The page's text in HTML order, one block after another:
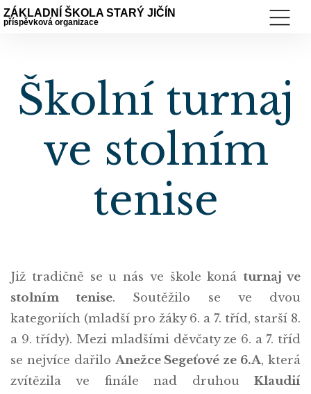
ZÁKLADNÍ ŠKOLA STARÝ JIČÍN
příspěvková organizace
Školní turnaj
ve stolním
tenise
Již tradičně se u nás ve škole konáturnaj ve
stolním tenise. Soutěžilo se ve dvou
kategoriích (mladší pro žáky 6. a 7. tříd, starší 8.
a 9. třídy). Mezi mladšími děvčaty ze 6. a 7. tříd
se nejvíce dařilo Anežce Segeťové ze 6.A, která
zvítězila ve finále nad druhou Klaudií